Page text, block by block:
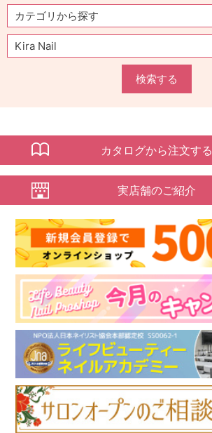
検索する
カタログから注文する
実店舗のご紹介